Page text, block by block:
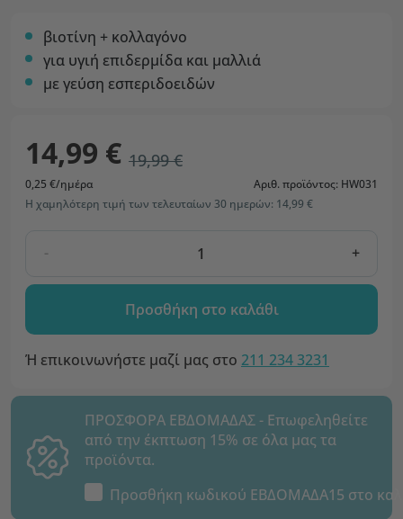
βιοτίνη + κολλαγόνο
για υγιή επιδερμίδα και μαλλιά
με γεύση εσπεριδοειδών
14,99 € 19,99 €
0,25 €/ημέρα
Αριθ. προϊόντος: HW031
Η χαμηλότερη τιμή των τελευταίων 30 ημερών: 14,99 €
- +
Προσθήκη στο καλάθι
Ή επικοινωνήστε μαζί μας στο 211 234 3231
ΠΡΟΣΦΟΡΑ ΕΒΔΟΜΑΔΑΣ - Επωφεληθείτε
από την έκπτωση 15% σε όλα μας τα
προϊόντα.
Προσθήκη κωδικού ΕΒΔΟΜΑΔΑ15 στο